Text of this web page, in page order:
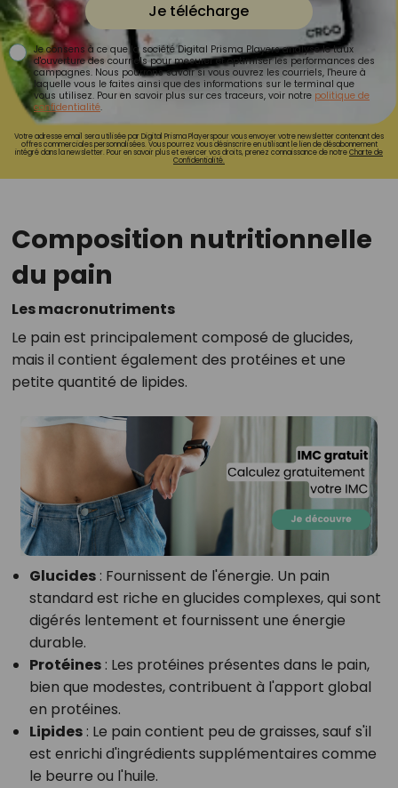
Je télécharge
Je consens à ce que la société Digital Prisma Players analyse le taux
d'ouverture des courriels pour mesurer et optimiser les performances des
campagnes. Nous pourrons savoir si vous ouvrez les courriels, l'heure à
laquelle vous le faites ainsi que des informations sur le terminal que
vous utilisez. Pour en savoir plus sur ces traceurs, voir notre politique de
confidentialité.
Votre adresse email sera utilisée par Digital Prisma Playerspour vous envoyer votre newsletter contenant des
offres commerciales personnalisées. Vous pourrez vous désinscrire en utilisant le lien de désabonnement
intégré dans la newsletter. Pour en savoir plus et exercer vos droits, prenez connaissance de notreCharte de
Confidentialité.
Composition nutritionnelle
du pain
Les macronutriments
Le pain est principalement composé de glucides,
mais il contient également des protéines et une
petite quantité de lipides.
Glucides: Fournissent de l'énergie. Un pain
standard est riche en glucides complexes, qui sont
digérés lentement et fournissent une énergie
durable.
Protéines: Les protéines présentes dans le pain,
bien que modestes, contribuent à l'apport global
en protéines.
Lipides: Le pain contient peu de graisses, sauf s'il
est enrichi d'ingrédients supplémentaires comme
le beurre ou l'huile.